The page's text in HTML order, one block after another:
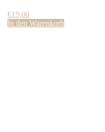
€19,00
In den Warenkorb